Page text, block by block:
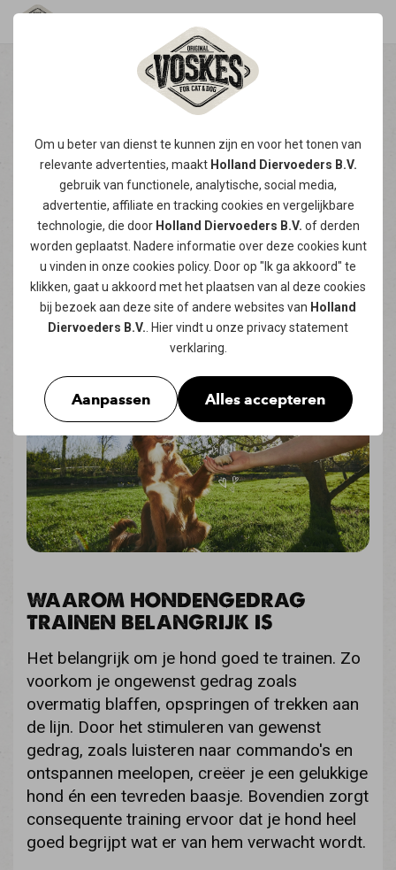
Om u beter van dienst te kunnen zijn en voor het tonen van
relevante advertenties, maakt Holland Diervoeders B.V.
gebruik van functionele, analytische, social media,
advertentie, affiliate en tracking cookies en vergelijkbare
technologie, die door Holland Diervoeders B.V. of derden
worden geplaatst. Nadere informatie over deze cookies kunt
u vinden in onze cookies policy. Door op "Ik ga akkoord" te
klikken, gaat u akkoord met het plaatsen van al deze cookies
bij bezoek aan deze site of andere websites van Holland
Diervoeders B.V. . Hier vindt u onze privacy statement
verklaring.
Aanpassen Alles accepteren
LEER STAP VOOR STAP JE
ONZE TIPS!
Het hondengedrag trainen is essentieel voor
een harmonieuze relatie tussen jou en je hond.
Een goed getrainde hond zorgt niet alleen
voor meer veiligheid en plezier in huis, maar
versterkt ook jullie onderlinge band. In deze
blog delen we praktische honden trainen tips
om jouw hond stap voor stap gewenst gedrag
WAAROM HONDENGEDRAG
TRAINEN BELANGRIJK IS
Het belangrijk om je hond goed te trainen. Zo
voorkom je ongewenst gedrag zoals
overmatig blaffen, opspringen of trekken aan
de lijn. Door het stimuleren van gewenst
gedrag, zoals luisteren naar commando's en
ontspannen meelopen, creëer je een gelukkige
hond én een tevreden baasje. Bovendien zorgt
consequente training ervoor dat je hond heel
goed begrijpt wat er van hem verwacht wordt.